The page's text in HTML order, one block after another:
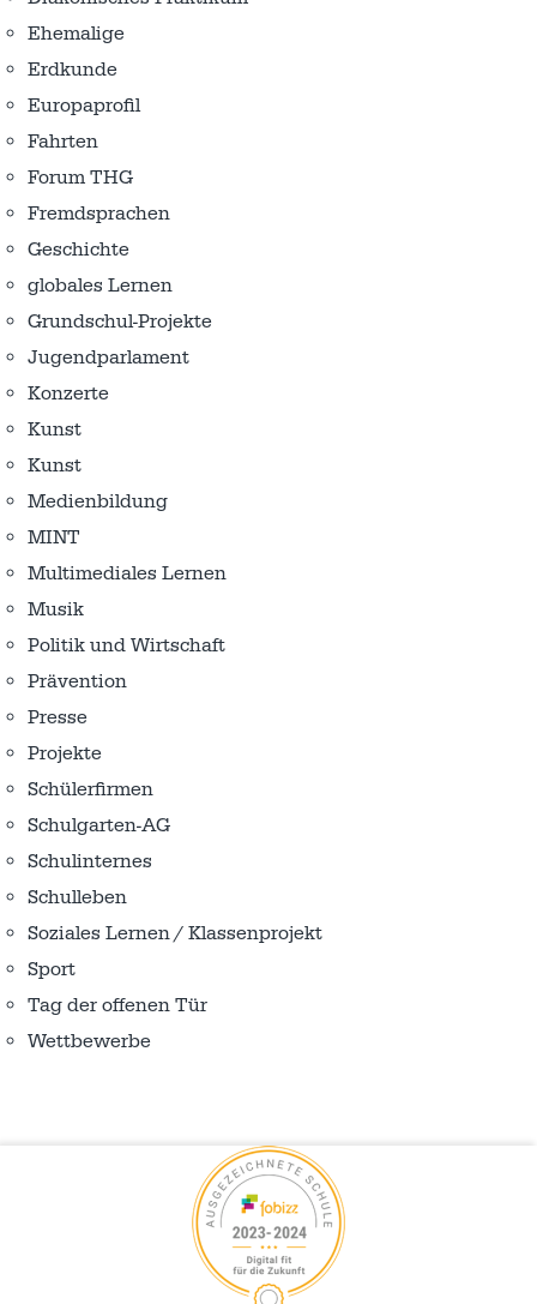
Ehemalige
Erdkunde
Europaprofil
Fahrten
Forum THG
Fremdsprachen
Geschichte
globales Lernen
Grundschul-Projekte
Jugendparlament
Konzerte
Kunst
Kunst
Medienbildung
MINT
Multimediales Lernen
Musik
Politik und Wirtschaft
Prävention
Presse
Projekte
Schülerfirmen
Schulgarten-AG
Schulinternes
Schulleben
Soziales Lernen / Klassenprojekt
Sport
Tag der offenen Tür
Wettbewerbe